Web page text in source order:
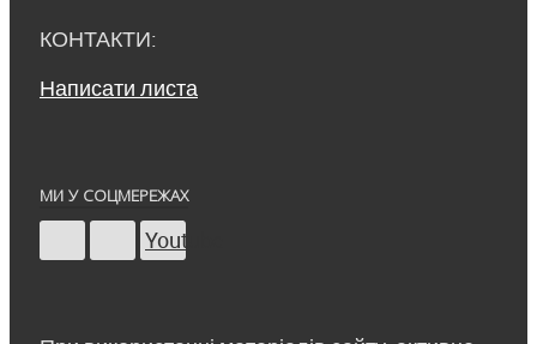
КОНТАКТИ:
Написати листа
МИ У СОЦМЕРЕЖАХ
Youtube